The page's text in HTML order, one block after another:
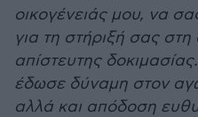
οικογένειάς μου, να
για τη στήριξή σας στη
απίστευτης
έδωσε δύναμη στον
αλλά και απόδοση